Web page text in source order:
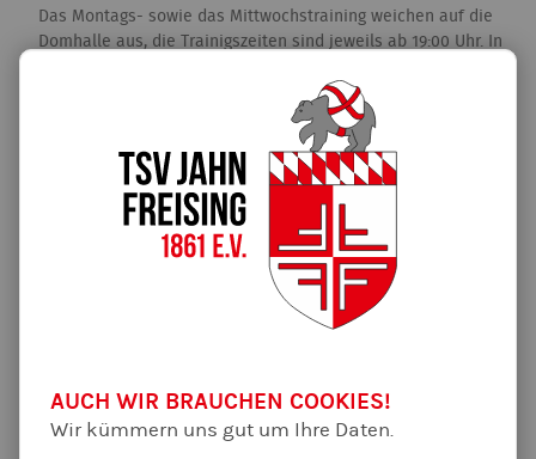
Das Montags- sowie das Mittwochstraining weichen auf die
Domhalle aus, die Trainigszeiten sind jeweils ab 19:00 Uhr. In
Athletiktraining - Änderungen Trainingszeiten und
Orte (20.06.-01.07.)
20.06., 27.06.
19:00 - 20:30
Halle Dom-Gymnasium (bitte Matte mitbringen, falls
Halle Dom-Gymnasium (bitte Matte mitbringen, falls
Apollonia
AUCH WIR BRAUCHEN COOKIES!
Wir kümmern uns gut um Ihre Daten.